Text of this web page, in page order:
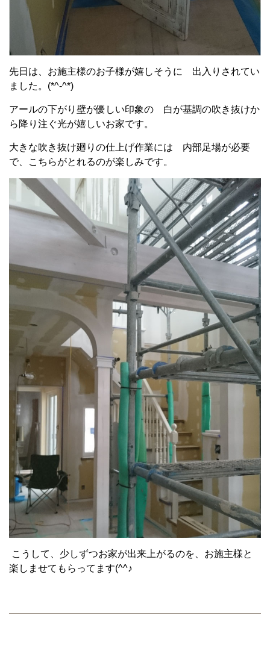
先日は、お施主様のお子様が嬉しそうに 出入りされてい
ました。(*^-^*)
アールの下がり壁が優しい印象の 白が基調の吹き抜けか
ら降り注ぐ光が嬉しいお家です。
大きな吹き抜け廻りの仕上げ作業には 内部足場が必要
で、こちらがとれるのが楽しみです。
こうして、少しずつお家が出来上がるのを、お施主様と
楽しませてもらってます(^^♪